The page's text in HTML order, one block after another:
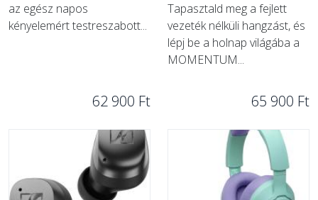
az egész napos
kényelemért testreszabott...
62 900 Ft
Tapasztald meg a fejlett
vezeték nélküli hangzást, és
lépj be a holnap világába a
MOMENTUM...
65 900 Ft